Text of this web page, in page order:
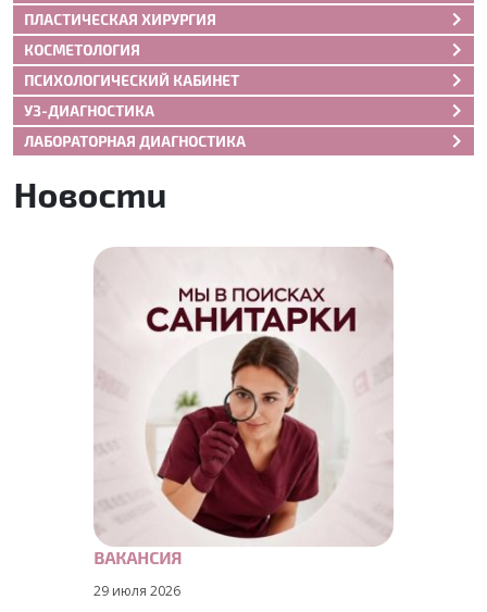
ПЛАСТИЧЕСКАЯ ХИРУРГИЯ
КОСМЕТОЛОГИЯ
ПСИХОЛОГИЧЕСКИЙ КАБИНЕТ
УЗ-ДИАГНОСТИКА
ЛАБОРАТОРНАЯ ДИАГНОСТИКА
Новости
ВАКАНСИЯ
29 июля 2026